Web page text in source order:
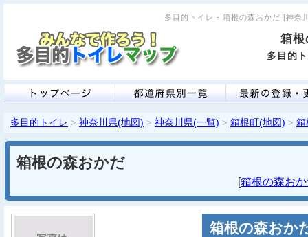
多目的トイレ - 箱根の森おかだ [神
箱根
多目的
多目的トイレ > 神奈川県(地図) > 神奈川県(一覧) > 箱根町(地図) > 箱
箱根の森おかだ
[箱根の森お
箱根の森おか